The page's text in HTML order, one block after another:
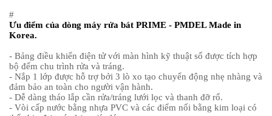
#
Ưu điểm của dòng máy rửa bát PRIME - PMDEL Made in
Korea.
- Bảng điều khiển điện tử với màn hình kỹ thuật số được tích hợp
bộ đếm chu trình rửa và tráng.
- Nắp 1 lớp được hỗ trợ bởi 3 lò xo tạo chuyển động nhẹ nhàng và
đảm bảo an toàn cho người vận hành.
- Dễ dàng tháo lắp cần rửa/tráng lưới lọc và thanh đỡ rổ.
- Vòi cấp nước bằng nhựa PVC và các điểm nối bằng kim loại có